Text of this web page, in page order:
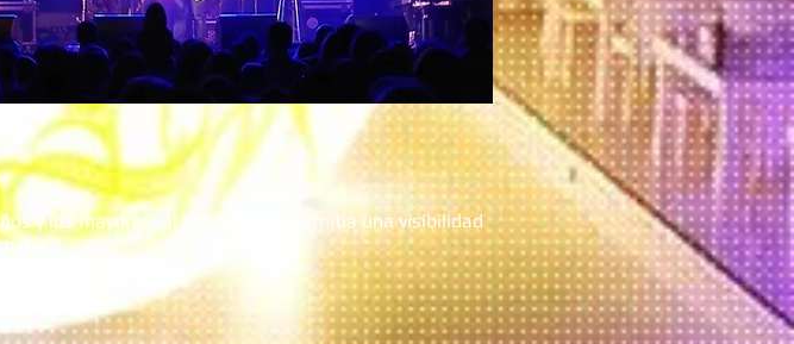
y los mayores, al tiempo que permitía una visibilidad
."